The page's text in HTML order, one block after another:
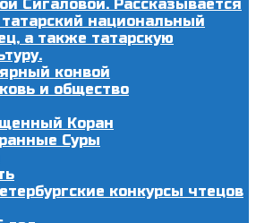
Сигаловой. Рассказывается
национальный
а также татарскую
конвой
и общество
Коран
Суры
конкурсы чтецов